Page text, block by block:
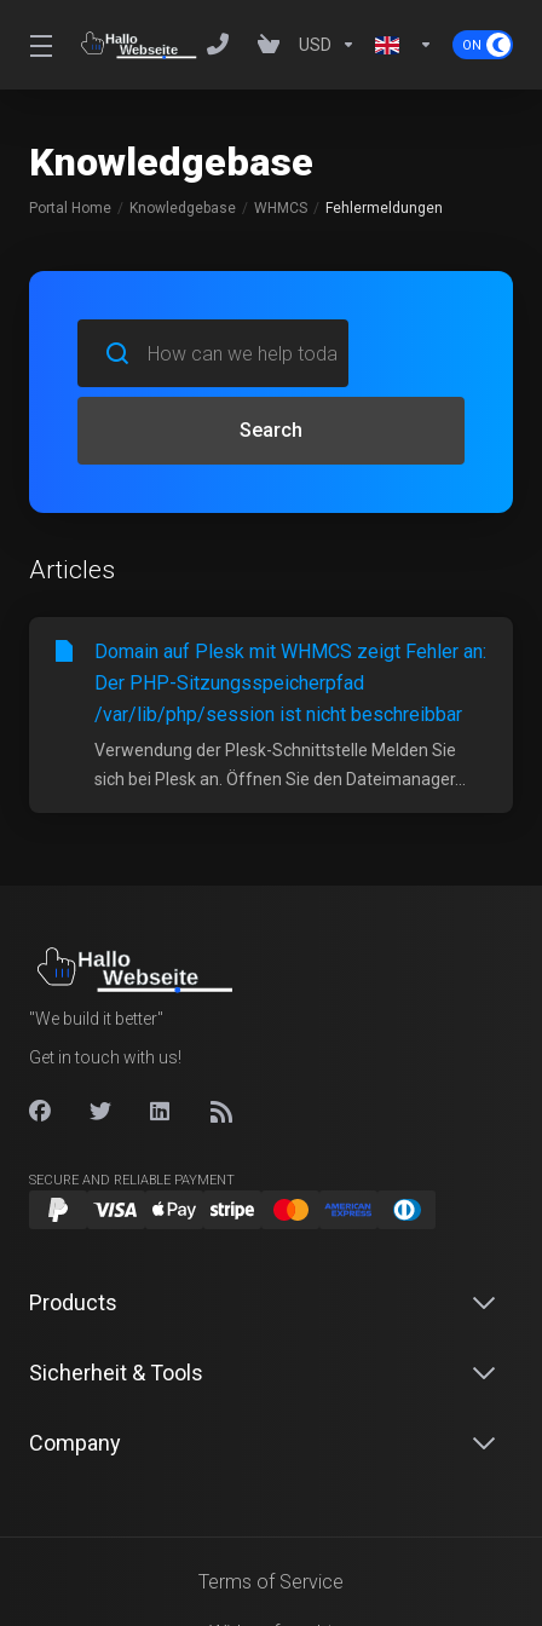
USD
Knowledgebase
Portal Home Knowledgebase WHMCS Fehlermeldungen
Search
Articles
Domain auf Plesk mit WHMCS zeigt Fehler an:
Der PHP-Sitzungsspeicherpfad
/var/lib/php/session ist nicht beschreibbar
Verwendung der Plesk-Schnittstelle Melden Sie
sich bei Plesk an. Öffnen Sie den Dateimanager...
"We build it better"
Get in touch with us!
SECURE AND RELIABLE PAYMENT
Products
Sicherheit & Tools
Company
Terms of Service